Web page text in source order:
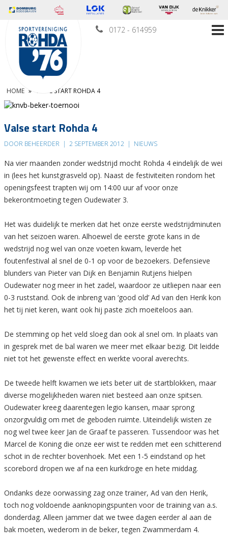
0172 - 614959
HOME » VALSE START ROHDA 4
Valse start Rohda 4
DOOR BEHEERDER | 2 SEPTEMBER 2012 | NIEUWS
Na vier maanden zonder wedstrijd mocht Rohda 4 eindelijk de wei
in (lees het kunstgrasveld op). Naast de festiviteiten rondom het
openingsfeest trapten wij om 14:00 uur af voor onze
bekerontmoeting tegen Oudewater 3.
Het was duidelijk te merken dat het onze eerste wedstrijdminuten
van het seizoen waren. Alhoewel de eerste grote kans in de
wedstrijd nog wel van onze voeten kwam, leverde het
foutenfestival al snel de 0-1 op voor de bezoekers. Defensieve
blunders van Pieter van Dijk en Benjamin Rutjens hielpen
Oudewater nog meer in het zadel, waardoor ze uitliepen naar een
0-3 ruststand. Ook de inbreng van ‘good old’ Ad van den Herik kon
het tij niet keren, want ook hij paste zich moeiteloos aan.
De stemming op het veld sloeg dan ook al snel om. In plaats van
in gesprek met de bal waren we meer met elkaar bezig. Dit leidde
niet tot het gewenste effect en werkte vooral averechts.
De tweede helft kwamen we iets beter uit de startblokken, maar
diverse mogelijkheden waren niet besteed aan onze spitsen.
Oudewater kreeg daarentegen legio kansen, maar sprong
onzorgvuldig om met de geboden ruimte. Uiteindelijk wisten ze
nog wel twee keer Jan de Graaf te passeren. Tussendoor was het
Marcel de Koning die onze eer wist te redden met een schitterend
schot in de rechter bovenhoek. Met een 1-5 eindstand op het
scorebord dropen we af na een kurkdroge en hete middag.
Ondanks deze oorwassing zag onze trainer, Ad van den Herik,
toch nog voldoende aanknopingspunten voor de training van a.s.
donderdag. Alleen jammer dat we twee dagen eerder al aan de
bak moeten, wederom in de beker, tegen Zwammerdam 4.